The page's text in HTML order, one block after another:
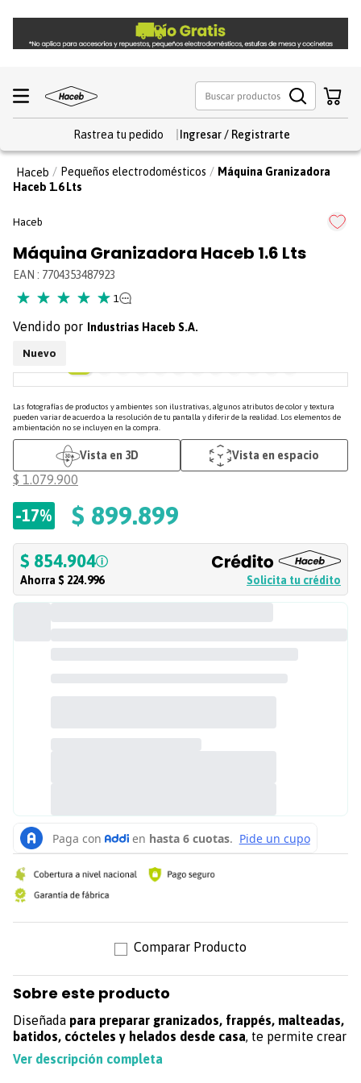
Rastrea tu pedido
Pequeños electrodomésticos
Máquina Granizadora
Haceb 1.6 Lts
Haceb
Máquina Granizadora Haceb 1.6 Lts
EAN : 7704353487923
★ ★ ★ ★ ★ 1
Industrias Haceb S.A.
Las fotografías de productos y ambientes son ilustrativas, algunos atributos de color y textura
pueden variar de acuerdo a la resolución de tu pantalla y diferir de la realidad. Los elementos de
ambientación no se incluyen en la compra.
Vista en 3D Vista en espacio
$ 1.079.900
-17% $ 899.899
$ 854.904
Ahorra $ 224.996 Solicita tu crédito
Sobre este producto
Diseñada para preparar granizados, frappés, malteadas,
batidos, cócteles y helados desde casa, te permite crear
bebidas y postres con textura perfecta de manera fácil y
práctica.
Ver descripción completa